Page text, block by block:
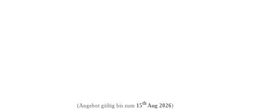
(Angebot gültig bis zum 15thAug 2026)